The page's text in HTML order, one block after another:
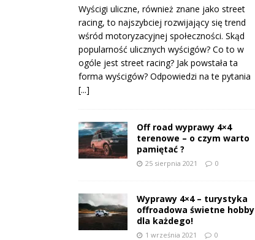
Wyścigi uliczne, również znane jako street
racing, to najszybciej rozwijający się trend
wśród motoryzacyjnej społeczności. Skąd
popularność ulicznych wyścigów? Co to w
ogóle jest street racing? Jak powstała ta
forma wyścigów? Odpowiedzi na te pytania
[...]
Off road wyprawy 4×4
terenowe – o czym warto
pamiętać ?
25 sierpnia 2021 0
Wyprawy 4×4 – turystyka
offroadowa świetne hobby
dla każdego!
1 września 2021 0